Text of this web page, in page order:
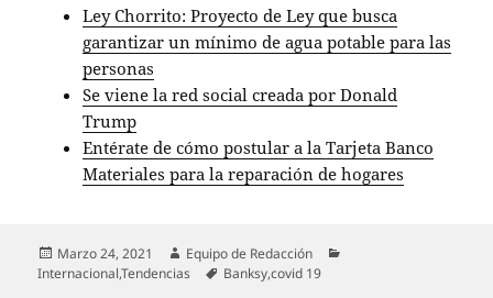
Ley Chorrito: Proyecto de Ley que busca
garantizar un mínimo de agua potable para las
personas
Se viene la red social creada por Donald
Trump
Entérate de cómo postular a la Tarjeta Banco
Materiales para la reparación de hogares
Publicado
el
Marzo 24, 2021 Autor
Equipo de Redacción
Internacional,Tendencias Etiquetas
Banksy,covid 19